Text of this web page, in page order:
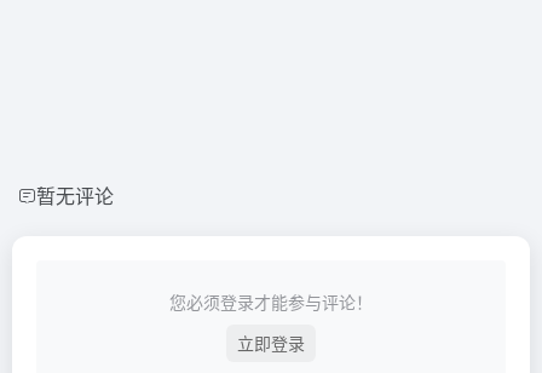
暂无评论
您必须登录才能参与评论！
立即登录